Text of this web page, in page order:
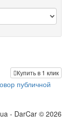
Купить в 1 клик
публичной
- DarCar © 2026